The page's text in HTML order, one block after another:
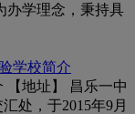
办学理念，秉持具
学校简介
【地址】 昌乐一中
处，于2015年9月